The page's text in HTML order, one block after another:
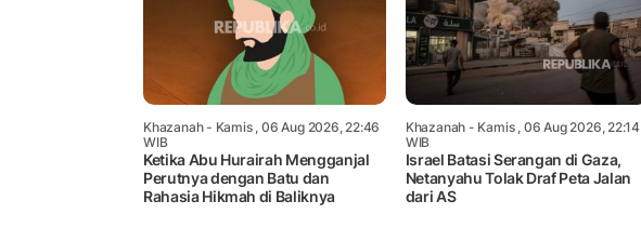
Khazanah- Kamis , 06 Aug 2026, 22:46
WIB
Ketika Abu Hurairah Mengganjal
Perutnya dengan Batu dan
Rahasia Hikmah di Baliknya
Khazanah - Kamis , 06 Aug 2026, 22:14
WIB
Israel Batasi Serangan di Gaza,
Netanyahu Tolak Draf Peta Jalan
dari AS